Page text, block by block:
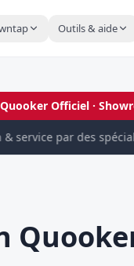
Outils & aide
Officiel ·
service par des